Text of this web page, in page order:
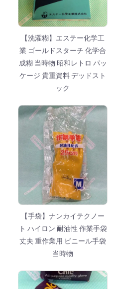
【洗濯糊】エステー化学工
業 ゴールドスターチ 化学合
成糊 当時物 昭和レトロ パッ
ケージ 貴重資料 デッドスト
ック
【手袋】ナンカイテクノー
ト ハイロン 耐油性 作業手袋
丈夫 重作業用 ビニール手袋
当時物